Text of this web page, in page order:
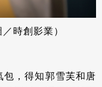
時創影業）
包，得知郭雪芙和唐